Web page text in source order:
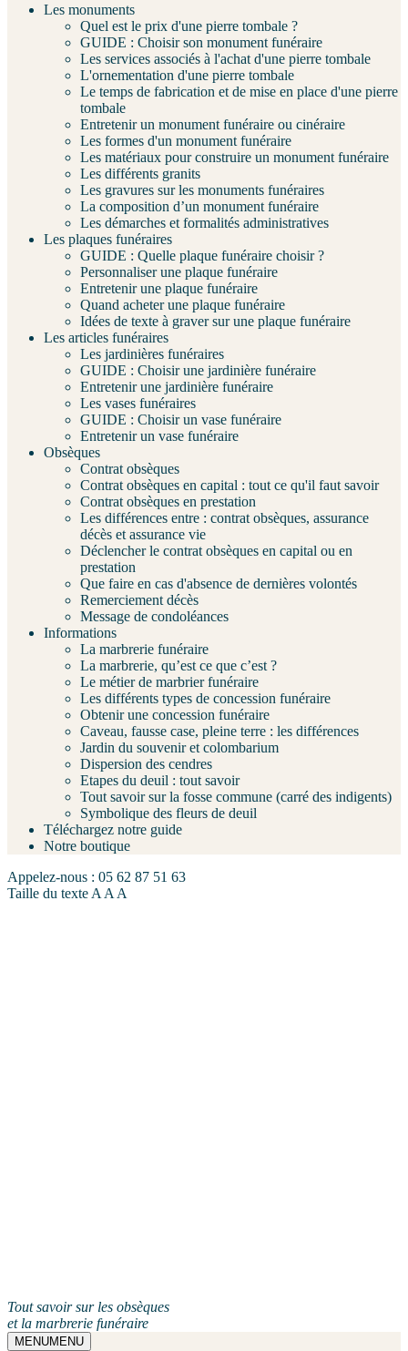
Les monuments
Quel est le prix d'une pierre tombale ?
GUIDE : Choisir son monument funéraire
Les services associés à l'achat d'une pierre tombale
L'ornementation d'une pierre tombale
Le temps de fabrication et de mise en place d'une pierre
tombale
Entretenir un monument funéraire ou cinéraire
Les formes d'un monument funéraire
Les matériaux pour construire un monument funéraire
Les différents granits
Les gravures sur les monuments funéraires
La composition d’un monument funéraire
Les démarches et formalités administratives
Les plaques funéraires
GUIDE : Quelle plaque funéraire choisir ?
Personnaliser une plaque funéraire
Entretenir une plaque funéraire
Quand acheter une plaque funéraire
Idées de texte à graver sur une plaque funéraire
Les articles funéraires
Les jardinières funéraires
GUIDE : Choisir une jardinière funéraire
Entretenir une jardinière funéraire
Les vases funéraires
GUIDE : Choisir un vase funéraire
Entretenir un vase funéraire
Obsèques
Contrat obsèques
Contrat obsèques en capital : tout ce qu'il faut savoir
Contrat obsèques en prestation
Les différences entre : contrat obsèques, assurance
décès et assurance vie
Déclencher le contrat obsèques en capital ou en
prestation
Que faire en cas d'absence de dernières volontés
Remerciement décès
Message de condoléances
Informations
La marbrerie funéraire
La marbrerie, qu’est ce que c’est ?
Le métier de marbrier funéraire
Les différents types de concession funéraire
Obtenir une concession funéraire
Caveau, fausse case, pleine terre : les différences
Jardin du souvenir et colombarium
Dispersion des cendres
Etapes du deuil : tout savoir
Tout savoir sur la fosse commune (carré des indigents)
Symbolique des fleurs de deuil
Téléchargez notre guide
Notre boutique
Appelez-nous : 05 62 87 51 63
Taille du texte A A A
Tout savoir sur les obsèques
et la marbrerie funéraire
MENUMENU